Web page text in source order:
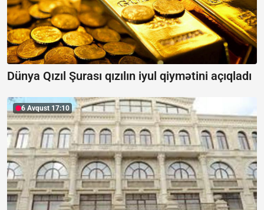
Dünya Qızıl Şurası qızılın iyul qiymətini açıqladı
6 Avqust 17:10